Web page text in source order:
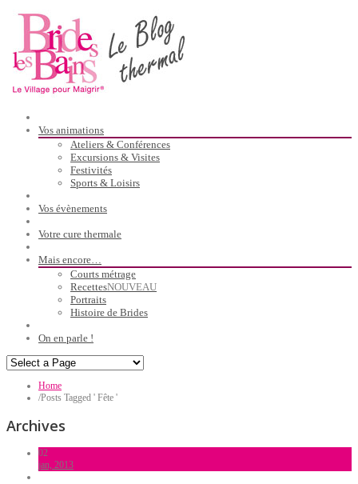
Vos animations
Ateliers & Conférences
Excursions & Visites
Festivités
Sports & Loisirs
Vos évènements
Votre cure thermale
Mais encore…
Courts métrage
RecettesNOUVEAU
Portraits
Histoire de Brides
On en parle !
Home
/Posts Tagged ' Fête '
Archives
02
jan, 2013